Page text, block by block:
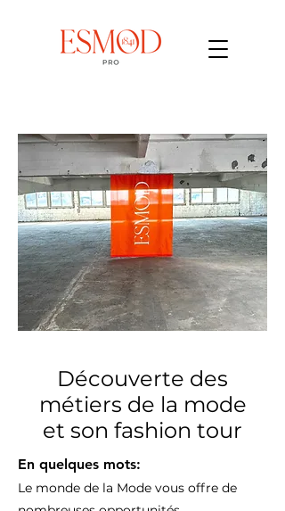
Découverte des
métiers de la mode
et son fashion tour
En quelques mots:
Le monde de la Mode vous offre de